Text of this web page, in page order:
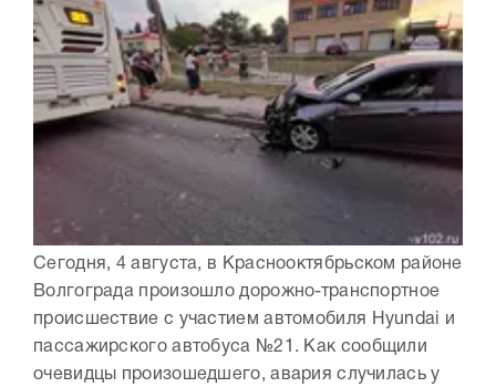
Сегодня, 4 августа, в Краснооктябрьском районе
Волгограда произошло дорожно-транспортное
происшествие с участием автомобиля Hyundai и
пассажирского автобуса №21. Как сообщили
очевидцы произошедшего, авария случилась у